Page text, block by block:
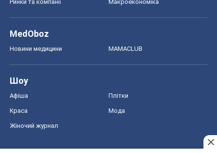
Ринки та компанії Макроекономіка
MedOboz
Новини медицини MAMACLUB
Шоу
Афіша Плітки
Краса Мода
Жіночий журнал